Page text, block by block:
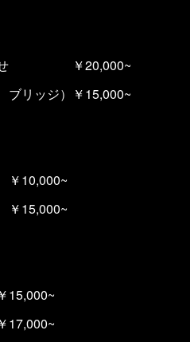
わせ ￥20,000~
ブリッジ）￥15,000~
￥10,000~
15,000~
15,000~